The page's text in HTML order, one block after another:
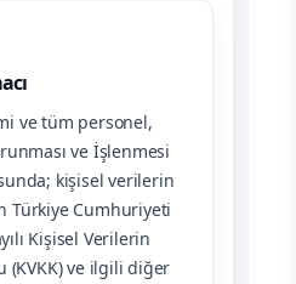
ve tüm personel,
ve İşlenmesi
kişisel verilerin
Türkiye Cumhuriyeti
Kişisel Verilerin
(KVKK) ve ilgili diğer